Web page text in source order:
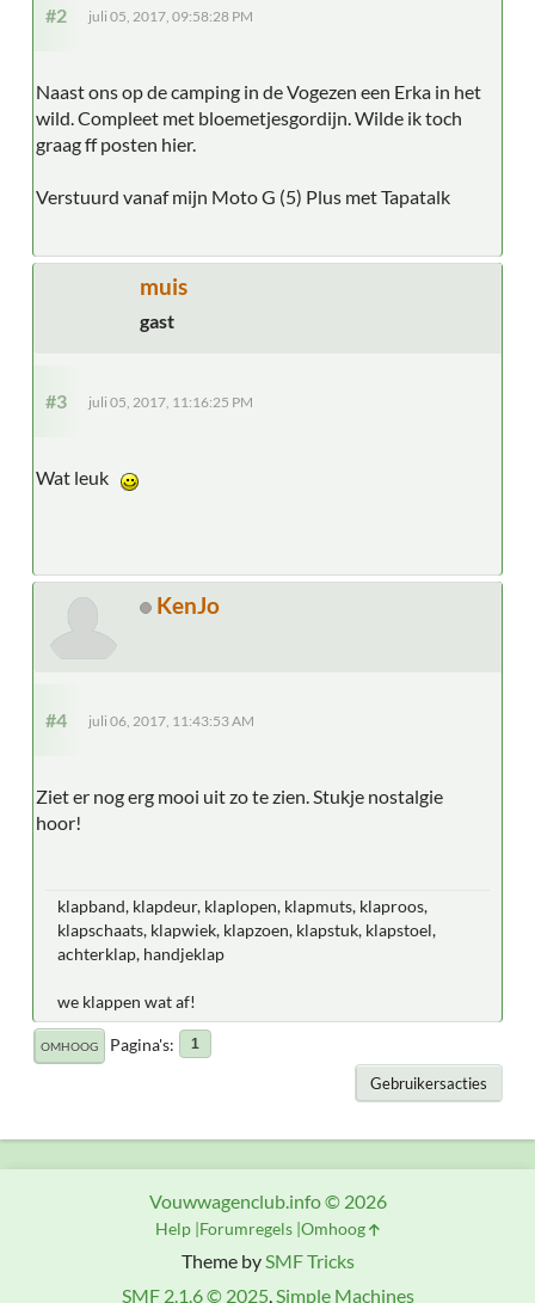
#2 juli 05, 2017, 09:58:28 PM
Naast ons op de camping in de Vogezen een Erka in het
wild. Compleet met bloemetjesgordijn. Wilde ik toch
graag ff posten hier.
Verstuurd vanaf mijn Moto G (5) Plus met Tapatalk
muis
gast
#3 juli 05, 2017, 11:16:25 PM
Wat leuk
KenJo
#4 juli 06, 2017, 11:43:53 AM
Ziet er nog erg mooi uit zo te zien. Stukje nostalgie
hoor!
klapband, klapdeur, klaplopen, klapmuts, klaproos,
klapschaats, klapwiek, klapzoen, klapstuk, klapstoel,
achterklap, handjeklap
we klappen wat af!
OMHOOG Pagina's 1
Gebruikersacties
Theme bySMF Tricks
SMF 2.1.6 © 2025,Simple Machines
Vouwwagenclub.info © 2026
Help Forumregels Omhoog